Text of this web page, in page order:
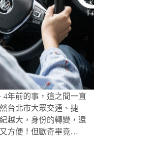
4年前的事，這之間一直
台北市大眾交通、捷
越大，身份的轉變，還
方便！但歐奇畢竟…